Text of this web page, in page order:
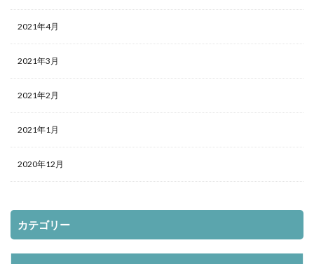
2021年4月
2021年3月
2021年2月
2021年1月
2020年12月
カテゴリー